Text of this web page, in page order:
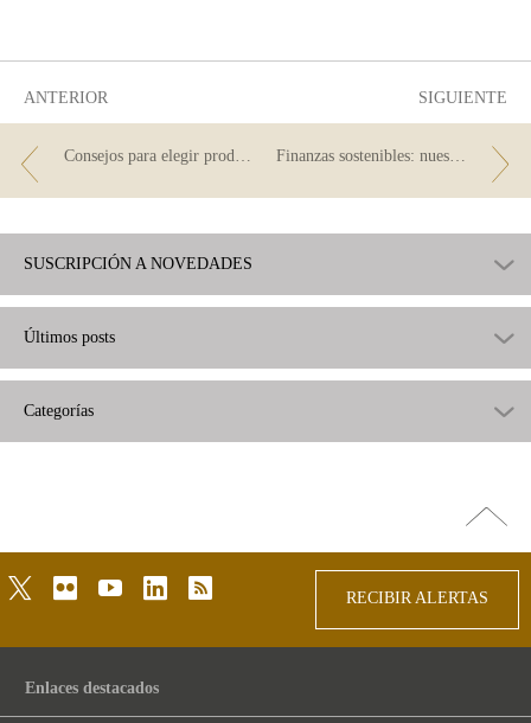
ANTERIOR SIGUIENTE
Finanzas sostenibles: nuestras decisiones financieras pueden mejorar el mundo
SUSCRIPCIÓN A NOVEDADES
Últimos posts
Categorías
arriba
twitterflickr youtubelinkedinrss
RECIBIR ALERTAS
Enlaces destacados